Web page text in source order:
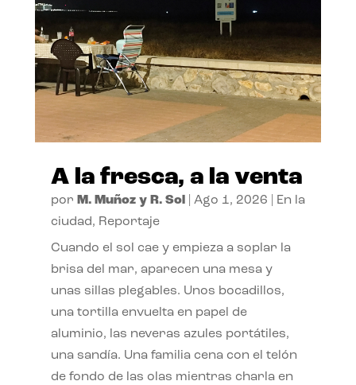
A la fresca, a la venta
por M. Muñoz y R. Sol| Ago 1, 2026
En la
ciudad, Reportaje
Cuando el sol cae y empieza a soplar la
brisa del mar, aparecen una mesa y
unas sillas plegables. Unos bocadillos,
una tortilla envuelta en papel de
aluminio, las neveras azules portátiles,
una sandía. Una familia cena con el telón
de fondo de las olas mientras charla en